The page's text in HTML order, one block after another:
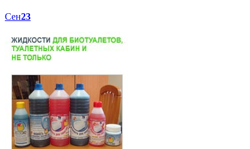
Сен23